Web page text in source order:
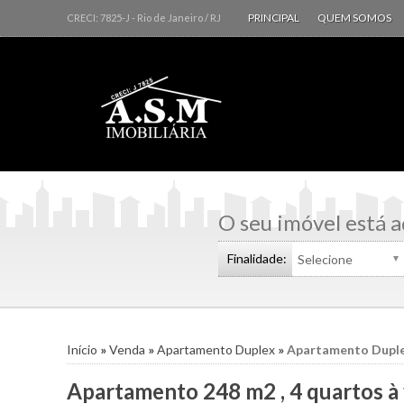
CRECI: 7825-J - Rio de Janeiro / RJ PRINCIPAL QUEM SOMOS
O seu imóvel está
Finalidade:
Início » Venda » Apartamento Duplex» Apartamento
Apartamento 248 m2 , 4 quartos